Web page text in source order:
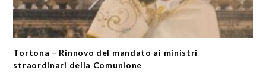
Tortona – Rinnovo del mandato ai ministri
straordinari della Comunione